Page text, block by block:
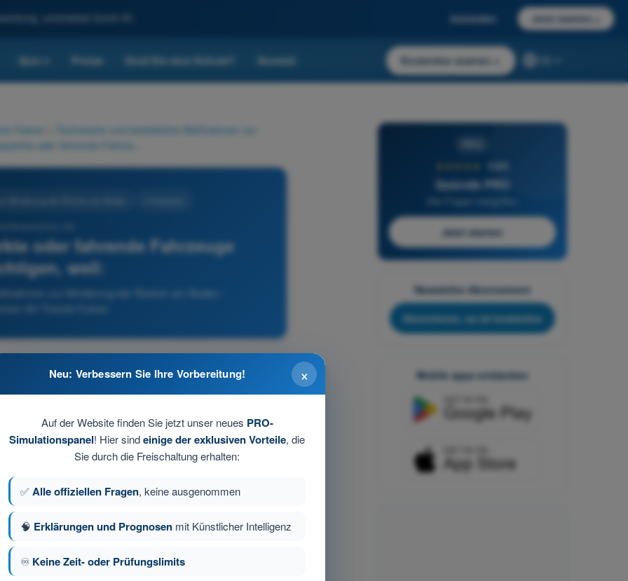
unterstützt durch KI. Anmelden Jetzt starten
Quiz Preise Sind Sie eine Schule? Kontakt Kostenlos starten
Trainer
Technische und betriebliche Maßnahmen zur
oder fahrende Fahrzeuge
weil:
zur Minderung der Risiken am Boden -
Reaktion der Fahrer auslösen können.
96 von 100
4,6/5
Quizvds PRO
Alle Fragen inbegriffen
Jetzt starten
Newsletter-Abonnement
Abonnieren, es ist kostenlos
Mobile apps entdecken
×
Neu: Verbessern Sie Ihre Vorbereitung!
Auf der Website finden Sie jetzt unser neues PRO-
Simulationspanel! Hier sindeinige der exklusiven Vorteile, die
Sie durch die Freischaltung erhalten:
✅Alle offiziellen Fragen, keine ausgenommen
🧠 Erklärungen und Prognosen mit Künstlicher Intelligenz
♾️ Keine Zeit- oder Prüfungslimits